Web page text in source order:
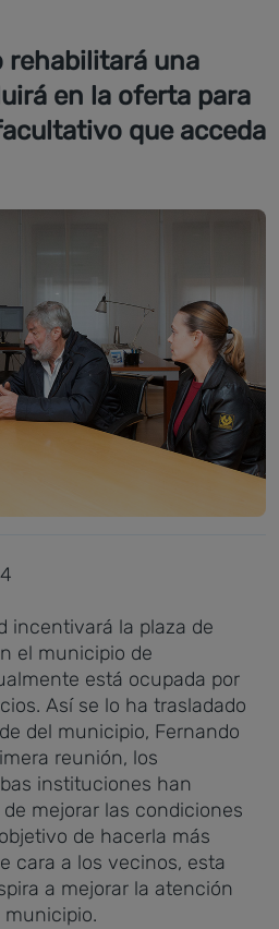
rehabilitará una
en la oferta para
que acceda
incentivará la plaza de
el municipio de
está ocupada por
Así se lo ha trasladado
del municipio, Fernando
reunión, los
instituciones han
mejorar las condiciones
de hacerla más
cara a los vecinos, esta
a mejorar la atención
municipio.